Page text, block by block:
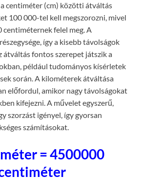
centiméter (cm) közötti átváltás
100 000-tel kell megszorozni, mivel
centiméternek felel meg. A
így a kisebb távolságok
átváltás fontos szerepet játszik a
például tudományos kísérletek
során. A kilométerek átváltása
előfordul, amikor nagy távolságokat
kifejezni. A művelet egyszerű,
szorzást igényel, így gyorsan
számításokat.
= 4500000